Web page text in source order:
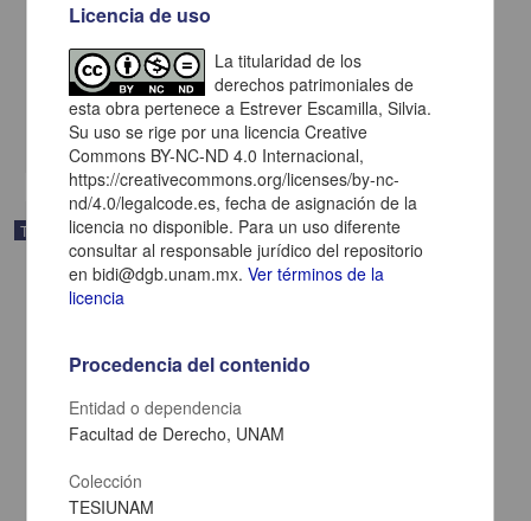
Tierra y sociedad en Mexico durante el siglo XIX el caso de
Gomez Serrano, José de Jesus
Artes y Humanidades
Trabajo de grado
Licencia de uso
La titularidad de los
derechos patrimoniales de
esta obra pertenece a Estrever Escamilla, Silvia.
Su uso se rige por una licencia Creative
Commons BY-NC-ND 4.0 Internacional,
https://creativecommons.org/licenses/by-nc-
nd/4.0/legalcode.es, fecha de asignación de la
licencia no disponible. Para un uso diferente
consultar al responsable jurídico del repositorio
en bidi@dgb.unam.mx.Ver términos de la
licencia
Procedencia del contenido
Entidad o dependencia
Facultad de Derecho, UNAM
Colección
TESIUNAM